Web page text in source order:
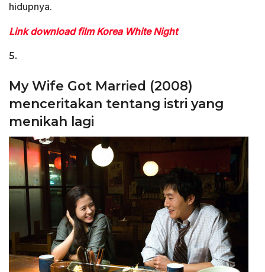
hidupnya.
Link download film Korea White Night
5.
My Wife Got Married (2008)
menceritakan tentang istri yang
menikah lagi